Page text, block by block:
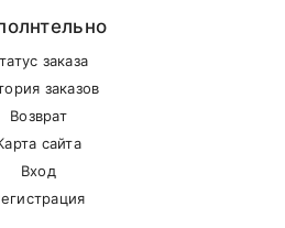
заказа
заказов
Возврат
сайта
Вход